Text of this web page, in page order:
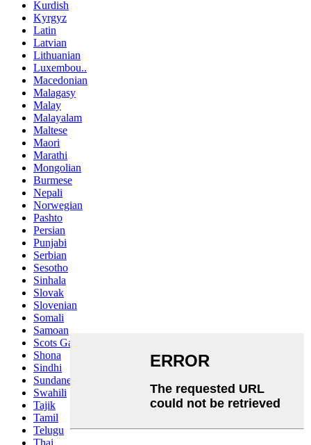
Kurdish
Kyrgyz
Latin
Latvian
Lithuanian
Luxembou..
Macedonian
Malagasy
Malay
Malayalam
Maltese
Maori
Marathi
Mongolian
Burmese
Nepali
Norwegian
Pashto
Persian
Punjabi
Serbian
Sesotho
Sinhala
Slovak
Slovenian
Somali
Samoan
Scots Gaelic
Shona
Sindhi
Sundanese
Swahili
Tajik
Tamil
Telugu
Thai